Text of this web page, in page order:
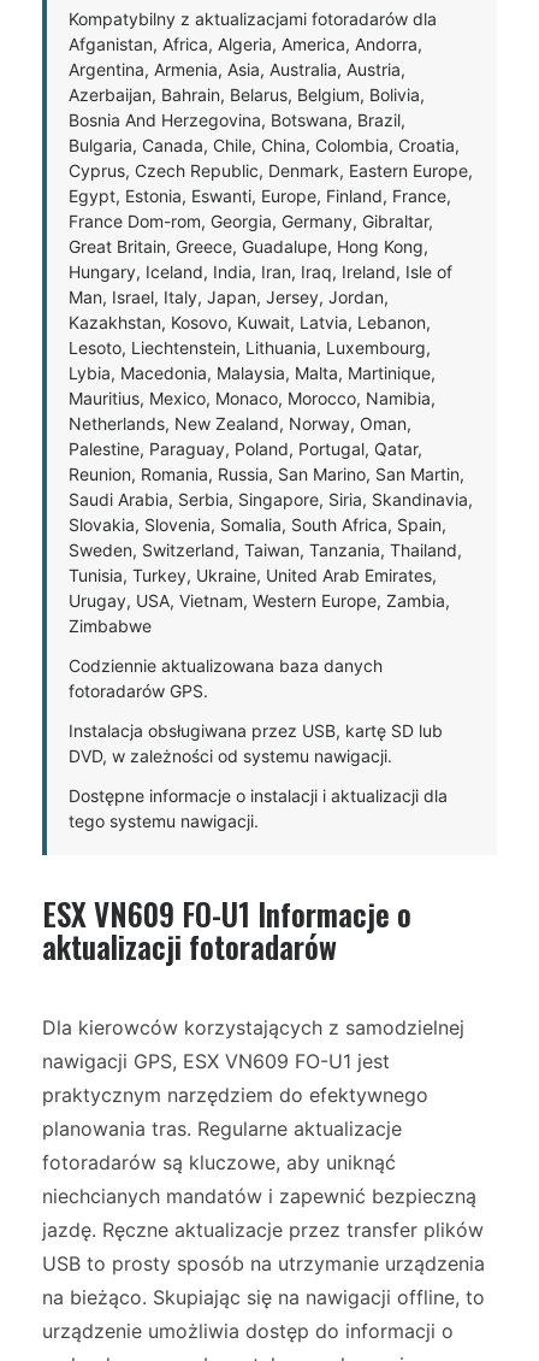
Kompatybilny z aktualizacjami fotoradarów dla
Afganistan, Africa, Algeria, America, Andorra,
Argentina, Armenia, Asia, Australia, Austria,
Azerbaijan, Bahrain, Belarus, Belgium, Bolivia,
Bosnia And Herzegovina, Botswana, Brazil,
Bulgaria, Canada, Chile, China, Colombia, Croatia,
Cyprus, Czech Republic, Denmark, Eastern Europe,
Egypt, Estonia, Eswanti, Europe, Finland, France,
France Dom-rom, Georgia, Germany, Gibraltar,
Great Britain, Greece, Guadalupe, Hong Kong,
Hungary, Iceland, India, Iran, Iraq, Ireland, Isle of
Man, Israel, Italy, Japan, Jersey, Jordan,
Kazakhstan, Kosovo, Kuwait, Latvia, Lebanon,
Lesoto, Liechtenstein, Lithuania, Luxembourg,
Lybia, Macedonia, Malaysia, Malta, Martinique,
Mauritius, Mexico, Monaco, Morocco, Namibia,
Netherlands, New Zealand, Norway, Oman,
Palestine, Paraguay, Poland, Portugal, Qatar,
Reunion, Romania, Russia, San Marino, San Martin,
Saudi Arabia, Serbia, Singapore, Siria, Skandinavia,
Slovakia, Slovenia, Somalia, South Africa, Spain,
Sweden, Switzerland, Taiwan, Tanzania, Thailand,
Tunisia, Turkey, Ukraine, United Arab Emirates,
Urugay, USA, Vietnam, Western Europe, Zambia,
Zimbabwe
Codziennie aktualizowana baza danych
fotoradarów GPS.
Instalacja obsługiwana przez USB, kartę SD lub
DVD, w zależności od systemu nawigacji.
Dostępne informacje o instalacji i aktualizacji dla
tego systemu nawigacji.
ESX VN609 FO-U1 Informacje o
aktualizacji fotoradarów
Dla kierowców korzystających z samodzielnej
nawigacji GPS, ESX VN609 FO-U1 jest
praktycznym narzędziem do efektywnego
planowania tras. Regularne aktualizacje
fotoradarów są kluczowe, aby uniknąć
niechcianych mandatów i zapewnić bezpieczną
jazdę. Ręczne aktualizacje przez transfer plików
USB to prosty sposób na utrzymanie urządzenia
na bieżąco. Skupiając się na nawigacji offline, to
urządzenie umożliwia dostęp do informacji o